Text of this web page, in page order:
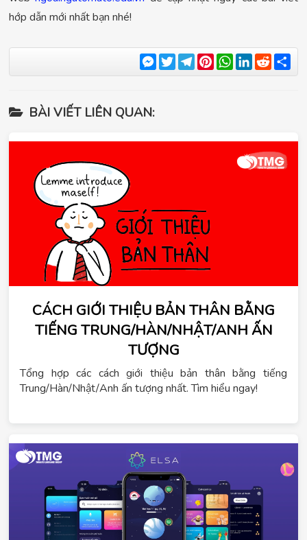
hớp dẫn mới nhất bạn nhé!
Messenger
TwitterTelegram
Pinterest
WhatsApp
LinkedIn
Reddit
BÀI VIẾT LIÊN QUAN:
CÁCH GIỚI THIỆU BẢN THÂN BẰNG
TIẾNG TRUNG/HÀN/NHẬT/ANH ẤN
TƯỢNG
Tổng hợp các cách giới thiệu bản thân bằng tiếng
Trung/Hàn/Nhật/Anh ấn tượng nhất. Tìm hiểu ngay!